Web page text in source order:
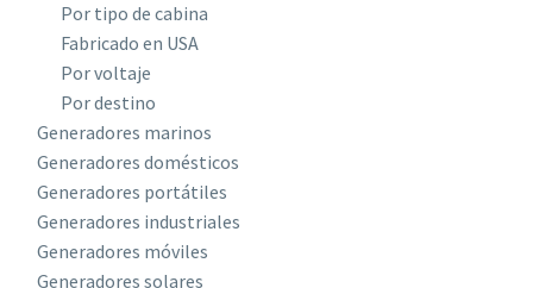
Por tipo de cabina
Fabricado en USA
Por voltaje
Por destino
Generadores marinos
Generadores domésticos
Generadores portátiles
Generadores industriales
Generadores móviles
Generadores solares